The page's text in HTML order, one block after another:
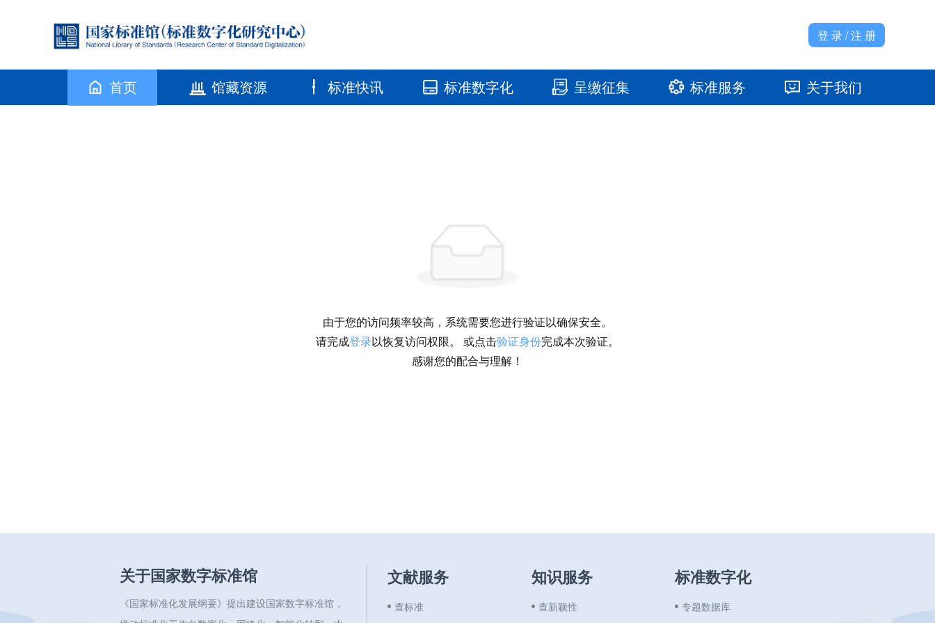
登 录 / 注 册
首页 馆藏资源 标准快讯 标准数字化 呈缴征集 标准服务 关于我们
由于您的访问频率较高，系统需要您进行验证以确保安全。
请完成登录以恢复访问权限。 或点击验证身份完成本次验证。
感谢您的配合与理解！
关于国家数字标准馆
《国家标准化发展纲要》提出建设国家数字标准馆，
文献服务
查标准
知识服务
查新颖性
标准数字化
专题数据库